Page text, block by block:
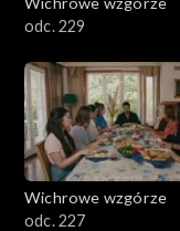
odc. 229
Wichrowe wzgórze
odc. 227